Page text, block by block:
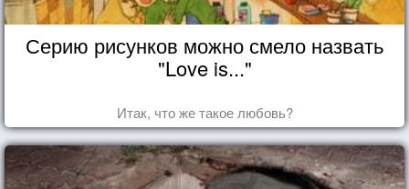
Серию рисунков можно смело назвать
"Love is..."
Итак, что же такое любовь?